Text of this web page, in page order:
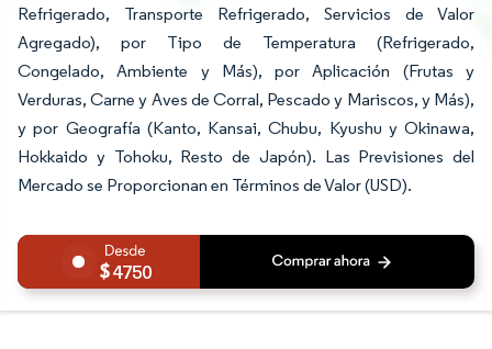
Refrigerado, Transporte Refrigerado, Servicios de Valor
Agregado), por Tipo de Temperatura (Refrigerado,
Congelado, Ambiente y Más), por Aplicación (Frutas y
Verduras, Carne y Aves de Corral, Pescado y Mariscos, y Más),
y por Geografía (Kanto, Kansai, Chubu, Kyushu y Okinawa,
Hokkaido y Tohoku, Resto de Japón). Las Previsiones del
Mercado se Proporcionan en Términos de Valor (USD).
4750